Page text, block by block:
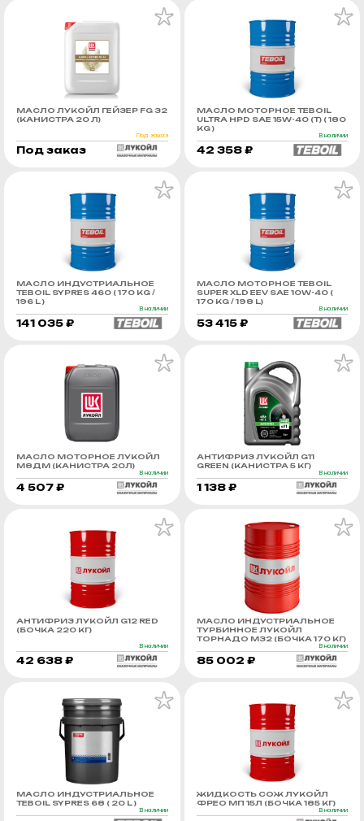
МАСЛО ЛУКОЙЛ ГЕЙЗЕР FG 32
(КАНИСТРА 20 Л)
Под заказ
Под заказ
МАСЛО МОТОРНОЕ TEBOIL
ULTRA HPD SAE 15W-40 (Т) ( 180
KG )
В наличии
42 358 ₽
МАСЛО ИНДУСТРИАЛЬНОЕ
TEBOIL SYPRES 460 ( 170 KG /
196 L )
В наличии
141 035 ₽
МАСЛО МОТОРНОЕ TEBOIL
SUPER XLD EEV SAE 10W-40 (
170 KG / 198 L)
В наличии
53 415 ₽
МАСЛО МОТОРНОЕ ЛУКОЙЛ
М8ДМ (КАНИСТРА 20Л)
В наличии
4 507 ₽
АНТИФРИЗ ЛУКОЙЛ G11
GREEN (КАНИСТРА 5 КГ)
В наличии
1 138 ₽
АНТИФРИЗ ЛУКОЙЛ G12 RED
(БОЧКА 220 КГ)
В наличии
42 638 ₽
МАСЛО ИНДУСТРИАЛЬНОЕ
ТУРБИННОЕ ЛУКОЙЛ
ТОРНАДО М32 (БОЧКА 170 КГ)
В наличии
85 002 ₽
МАСЛО ИНДУСТРИАЛЬНОЕ
TEBOIL SYPRES 68 ( 20 L )
В наличии
ЖИДКОСТЬ СОЖ ЛУКОЙЛ
ФРЕО МП 15Л (БОЧКА 185 КГ)
В наличии